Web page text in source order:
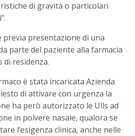
di gravità o particolari
presentazione di una
parte del paziente alla farmacia
di residenza.
è stata incaricata Azienda
di attivare con urgenza la
ha però autorizzato le Ulls ad
in polvere nasale, qualora se
l’esigenza clinica, anche nelle